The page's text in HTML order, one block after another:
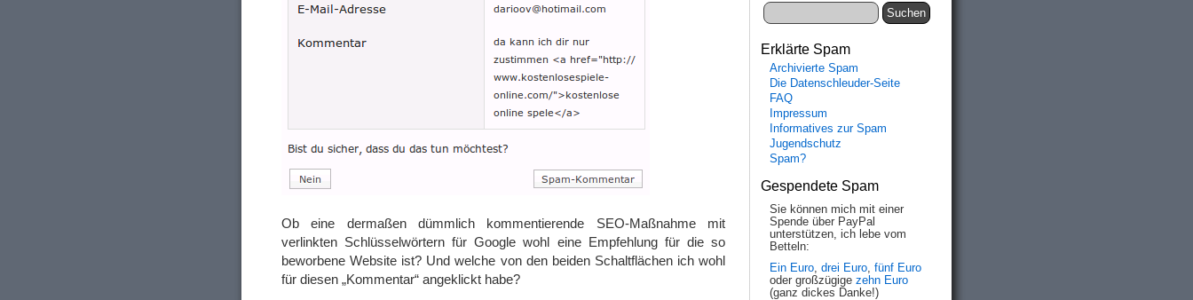
Ob eine dermaßen dümmlich kommentierende SEO-Maßnahme mit
verlinkten Schlüsselwörtern für Google wohl eine Empfehlung für die so
beworbene Website ist? Und welche von den beiden Schaltflächen ich wohl
für diesen „Kommentar“ angeklickt habe?
Erklärte Spam
Archivierte Spam
Die Datenschleuder-Seite
FAQ
Impressum
Informatives zur Spam
Jugendschutz
Spam?
Gespendete Spam
Sie können mich mit einer
Spende über PayPal
unterstützen, ich lebe vom
Betteln:
Ein Euro, drei Euro, fünf Euro
oder großzügige zehn Euro
(ganz dickes Danke!)